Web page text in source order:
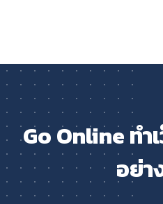
Go Online ทำ
อย่า